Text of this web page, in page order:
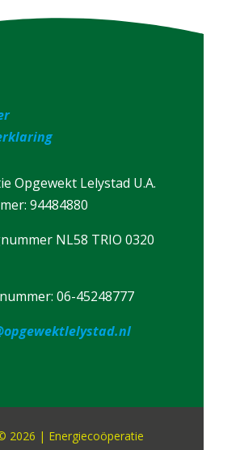
Opgewekt Lelystad U.A.
94484880
NL58 TRIO 0320
06-45248777
2026 | Energiecoöperatie